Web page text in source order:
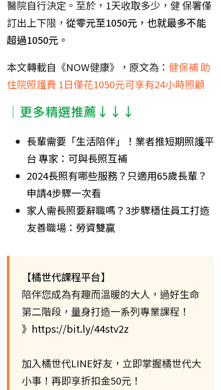
醫院自行決定。至於，1天收取多少，健 保署僅
訂出上下限， 從零元至1050元，也就最多不能
超過1050元。
本文轉載自《NOW健康》，原文為： 健保補 助
住院照護費 1日僅花1050元可享有24小時照顧
│更多精選推薦↓↓↓
長輩需要「生活陪伴」！業者推短期照護平
台 專家：可與長照互補
2024長照有哪些服務？只適用65歲長輩？
申請4步驟一次看
家人需長照要辭職嗎？3步驟穩住員工打造
友善職場：勞資雙贏
【橘世代課程平台】
陪伴您成為有趣而溫暖的大人，過好生命
第二階段，量身打造一系列專業課程！
》https://bit.ly/44stv2z
加入橘世代LINE好友，立即掌握橘世代大
小事！再即享折扣金50元！